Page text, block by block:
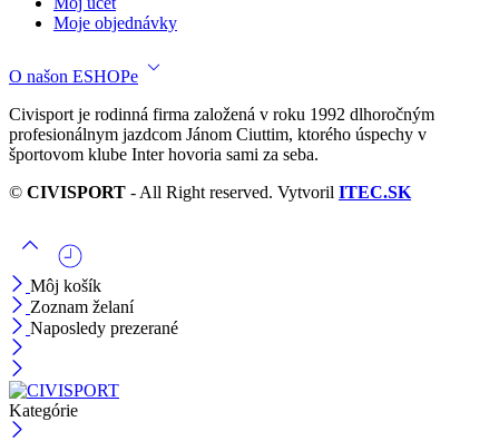
Moje objednávky
O našon ESHOPe
Civisport je rodinná firma založená v roku 1992 dlhoročným
profesionálnym jazdcom Jánom Ciuttim, ktorého úspechy v
športovom klube Inter hovoria sami za seba.
© CIVISPORT - All Right reserved. Vytvoril ITEC.SK
Môj košík
Zoznam želaní
Naposledy prezerané
Kategórie